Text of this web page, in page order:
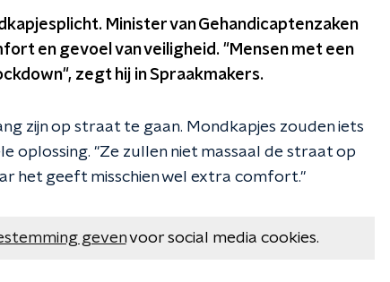
Minister van Gehandicaptenzaken
en gevoel van veiligheid. "Mensen met een
zegt hij in Spraakmakers.
zijn op straat te gaan. Mondkapjes zouden iets
oplossing. "Ze zullen niet massaal de straat op
het geeft misschien wel extra comfort."
gevenvoor social media cookies.